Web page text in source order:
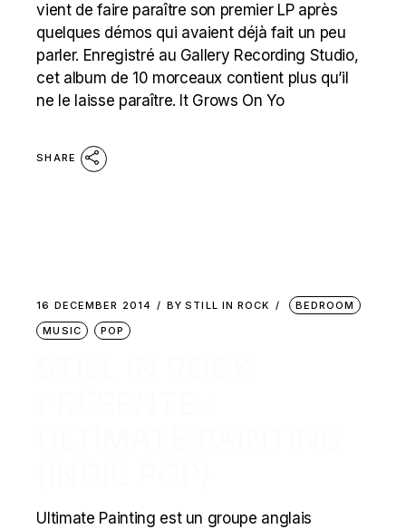
vient de faire paraître son premier LP après
quelques démos qui avaient déjà fait un peu
parler. Enregistré au Gallery Recording Studio,
cet album de 10 morceaux contient plus qu’il
ne le laisse paraître. It Grows On Yo
SHARE
16 DECEMBER 2014 BY STILL IN ROCK
BEDROOM
MUSIC
POP
Ultimate Painting est un groupe anglais